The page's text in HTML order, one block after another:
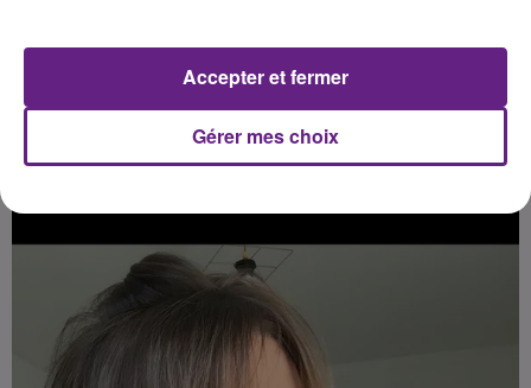
Gérer mes choix
Accepter et fermer